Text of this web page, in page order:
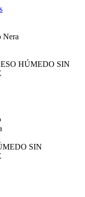
Nera
HÚMEDO SIN
SIN